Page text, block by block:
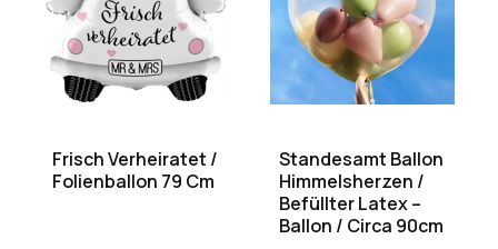
Frisch Verheiratet /
Folienballon 79 Cm
Standesamt Ballon
Himmelsherzen /
Befüllter Latex –
Ballon / Circa 90cm